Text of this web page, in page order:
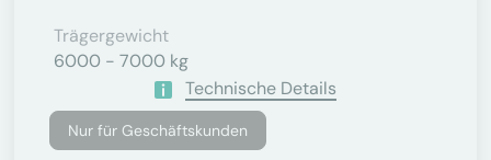
Trägergewicht
6000 - 7000 kg
Technische Details
Nur für Geschäftskunden